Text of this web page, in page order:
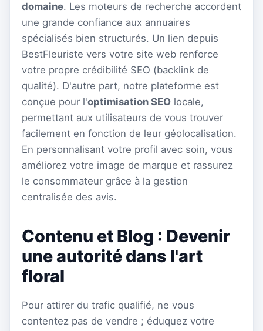
domaine. Les moteurs de recherche accordent
une grande confiance aux annuaires
spécialisés bien structurés. Un lien depuis
BestFleuriste vers votre site web renforce
votre propre crédibilité SEO (backlink de
qualité). D'autre part, notre plateforme est
conçue pour l'optimisation SEO locale,
permettant aux utilisateurs de vous trouver
facilement en fonction de leur géolocalisation.
En personnalisant votre profil avec soin, vous
améliorez votre image de marque et rassurez
le consommateur grâce à la gestion
centralisée des avis.
Contenu et Blog : Devenir
une autorité dans l'art
floral
Pour attirer du trafic qualifié, ne vous
contentez pas de vendre ; éduquez votre